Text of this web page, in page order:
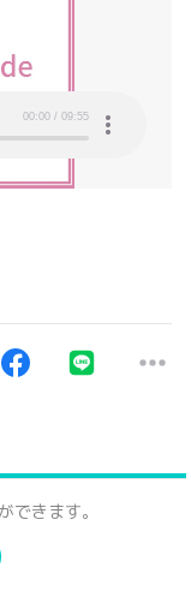
できます。